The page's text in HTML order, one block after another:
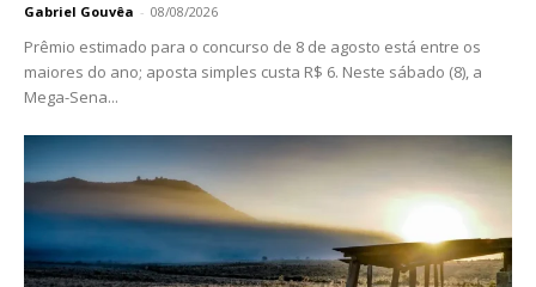
Gabriel Gouvêa - 08/08/2026
Prêmio estimado para o concurso de 8 de agosto está entre os
maiores do ano; aposta simples custa R$ 6. Neste sábado (8), a
Mega-Sena...